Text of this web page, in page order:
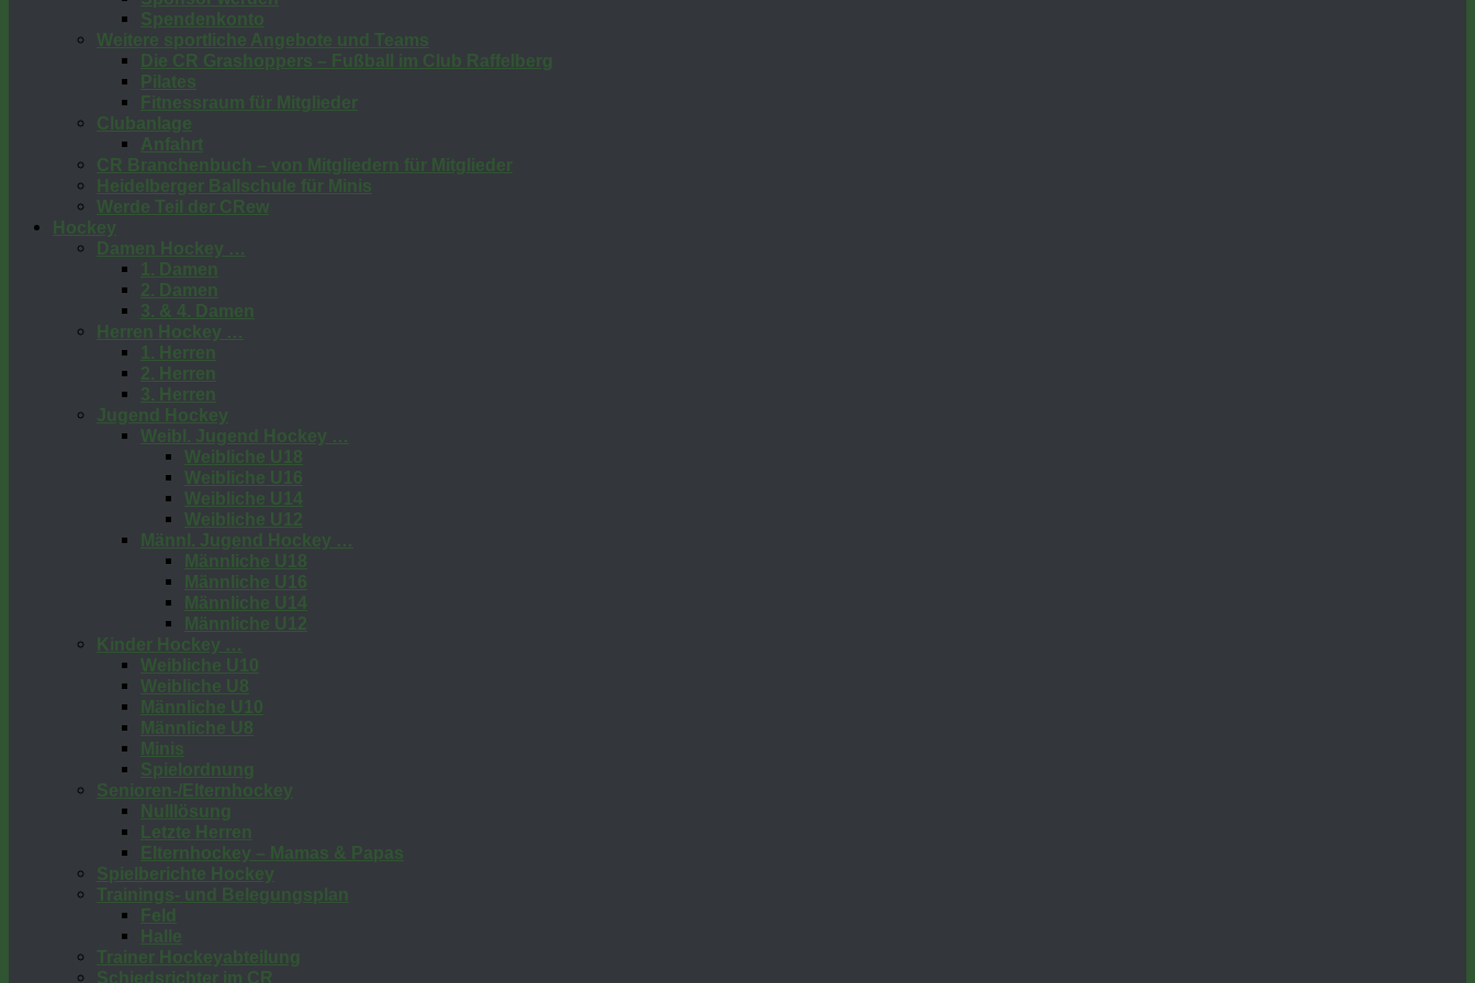
Spendenkonto
Weitere sportliche Angebote und Teams
Die CR Grashoppers – Fußball im Club Raffelberg
Pilates
Fitnessraum für Mitglieder
Clubanlage
Anfahrt
CR Branchenbuch – von Mitgliedern für Mitglieder
Heidelberger Ballschule für Minis
Werde Teil der CRew
Hockey
Damen Hockey …
1. Damen
2. Damen
3. & 4. Damen
Herren Hockey …
1. Herren
2. Herren
3. Herren
Jugend Hockey
Weibl. Jugend Hockey …
Weibliche U18
Weibliche U16
Weibliche U14
Weibliche U12
Männl. Jugend Hockey …
Männliche U18
Männliche U16
Männliche U14
Männliche U12
Kinder Hockey …
Weibliche U10
Weibliche U8
Männliche U10
Männliche U8
Minis
Spielordnung
Senioren-/Elternhockey
Nulllösung
Letzte Herren
Elternhockey – Mamas & Papas
Spielberichte Hockey
Trainings- und Belegungsplan
Feld
Halle
Trainer Hockeyabteilung
Schiedsrichter im CR